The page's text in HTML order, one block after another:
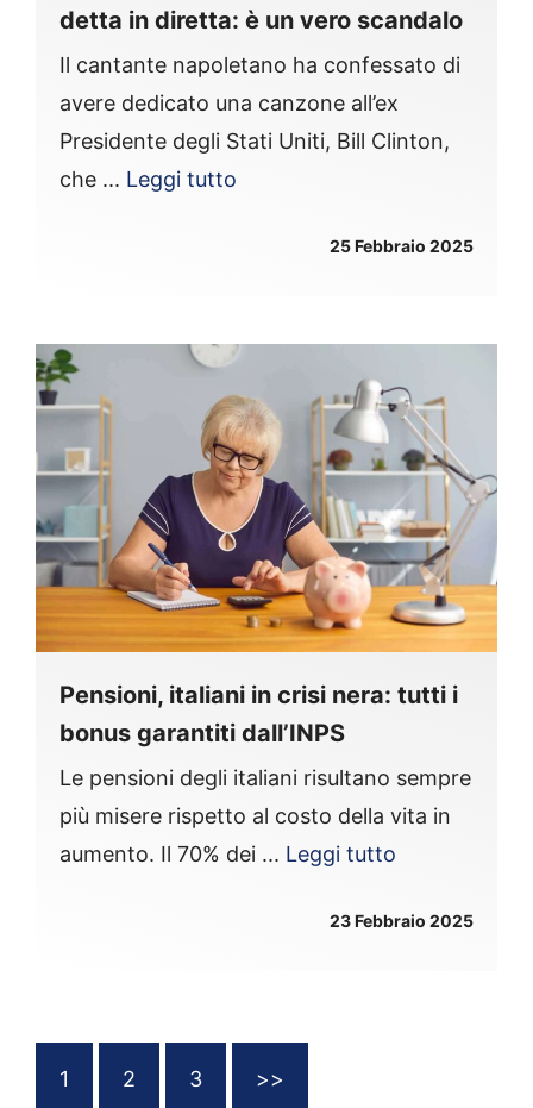
detta in diretta: è un vero scandalo
Il cantante napoletano ha confessato di
avere dedicato una canzone all’ex
Presidente degli Stati Uniti, Bill Clinton,
che ... Leggi tutto
25 Febbraio 2025
Pensioni, italiani in crisi nera: tutti i
bonus garantiti dall’INPS
Le pensioni degli italiani risultano sempre
più misere rispetto al costo della vita in
aumento. Il 70% dei ... Leggi tutto
23 Febbraio 2025
1 2 3 >>